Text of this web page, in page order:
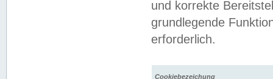
und korrekte
grundlegende
erforderlich.
Cookiebezeichung